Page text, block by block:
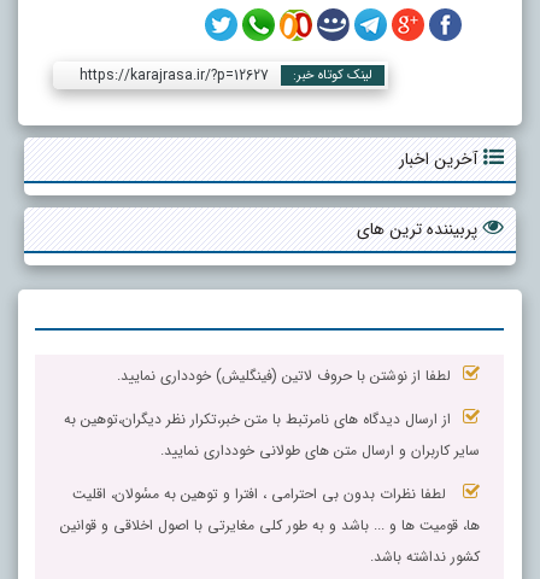
لینک کوتاه خبر: https://karajrasa.ir/?p=12627
آخرین اخبار
پربیننده ترین های
لطفا از نوشتن با حروف لاتین (فینگلیش) خودداری نمایید.
از ارسال دیدگاه های نامرتبط با متن خبر،تکرار نظر دیگران،توهین به
سایر کاربران و ارسال متن های طولانی خودداری نمایید.
لطفا نظرات بدون بی احترامی ، افترا و توهین به مسٔولان، اقلیت
ها، قومیت ها و ... باشد و به طور کلی مغایرتی با اصول اخلاقی و قوانین
کشور نداشته باشد.